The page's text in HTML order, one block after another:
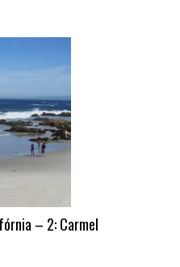
– 2: Carmel